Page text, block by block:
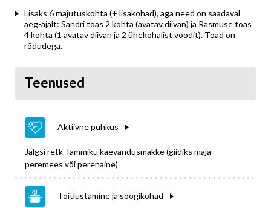
Lisaks 6 majutuskohta (+ lisakohad), aga need on saadaval
aeg-ajalt: Sandri toas 2 kohta (avatav diivan) ja Rasmuse toas
4 kohta (1 avatav diivan ja 2 ühekohalist voodit). Toad on
rõdudega.
Teenused
Aktiivne puhkus
Jalgsi retk Tammiku kaevandusmäkke (giidiks maja
peremees või perenaine)
Toitlustamine ja söögikohad